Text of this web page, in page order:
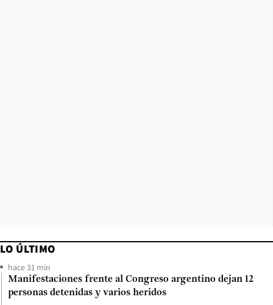
LO ÚLTIMO
hace 31 min
Manifestaciones frente al Congreso argentino dejan 12
personas detenidas y varios heridos